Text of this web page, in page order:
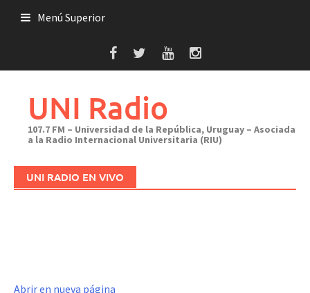
Menú Superior
UNI Radio
107.7 FM – Universidad de la República, Uruguay – Asociada
a la Radio Internacional Universitaria (RIU)
UNI RADIO EN VIVO
Abrir en nueva página